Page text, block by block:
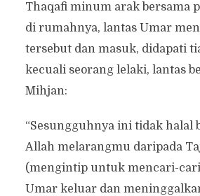
Thaqafi minum arak bersama
di rumahnya, lantas Umar
tersebut dan masuk, didapati
kecuali seorang lelaki, lantas
Mihjan:
“Sesungguhnya ini tidak halal
Allah melarangmu daripada
(mengintip untuk mencari-cari
Umar keluar dan